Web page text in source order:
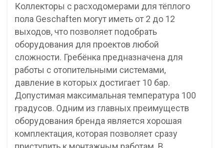
Коллекторы с расходомерами для тёплого
пола Geschaften могут иметь от 2 до 12
выходов, что позволяет подобрать
оборудования для проектов любой
сложности. Гребёнка предназначена для
работы с отопительными системами,
давление в которых достигает 10 бар.
Допустимая максимальная температура 100
градусов. Одним из главных преимуществ
оборудования бренда является хорошая
комплектация, которая позволяет сразу